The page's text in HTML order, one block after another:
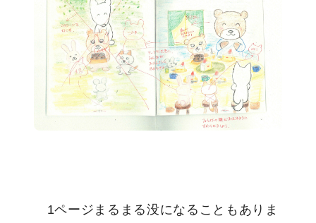
1ページまるまる没になることもありま